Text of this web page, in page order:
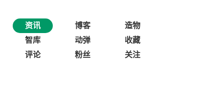
资讯 博客
造物
智库
动弹
收藏
评论
粉丝 关注